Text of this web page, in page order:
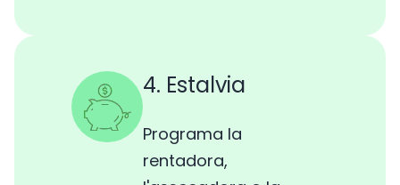
4. Estalvia
Programa la
rentadora,